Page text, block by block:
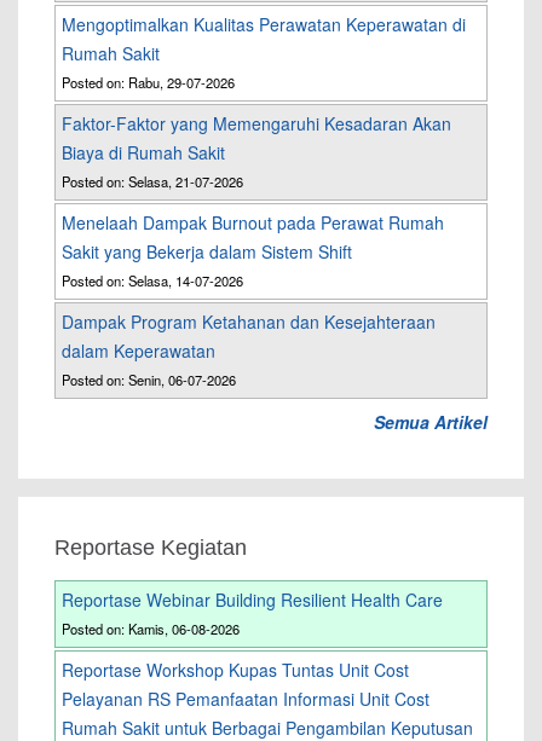
Mengoptimalkan Kualitas Perawatan Keperawatan di
Rumah Sakit
Posted on: Rabu, 29-07-2026
Faktor-Faktor yang Memengaruhi Kesadaran Akan
Biaya di Rumah Sakit
Posted on: Selasa, 21-07-2026
Menelaah Dampak Burnout pada Perawat Rumah
Sakit yang Bekerja dalam Sistem Shift
Posted on: Selasa, 14-07-2026
Dampak Program Ketahanan dan Kesejahteraan
dalam Keperawatan
Posted on: Senin, 06-07-2026
Semua Artikel
Reportase Kegiatan
Reportase Webinar Building Resilient Health Care
Posted on: Kamis, 06-08-2026
Reportase Workshop Kupas Tuntas Unit Cost
Pelayanan RS Pemanfaatan Informasi Unit Cost
Rumah Sakit untuk Berbagai Pengambilan Keputusan